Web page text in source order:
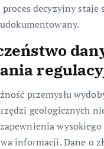
decyzyjny staje
przemysłu
geologicznych
informacji. Dane o